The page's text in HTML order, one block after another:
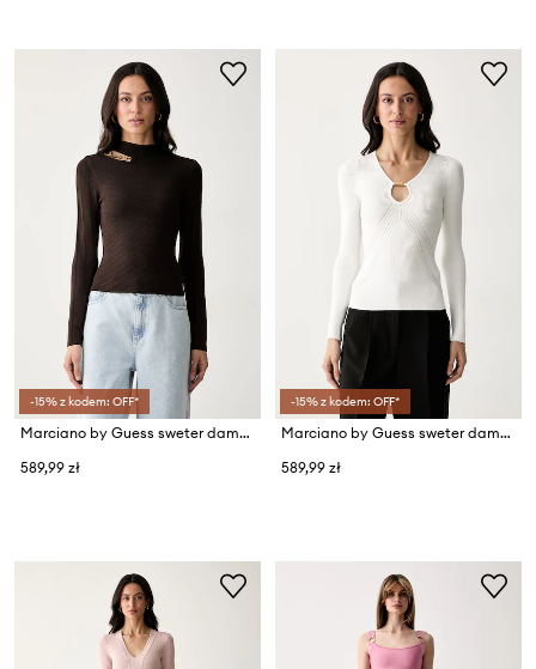
-15% z kodem: OFF*
Marciano by Guess sweter damski z wiskozą KAEDA
589,99 zł
-15% z kodem: OFF*
Marciano by Guess sweter damski z wiskozą JAMILA
589,99 zł